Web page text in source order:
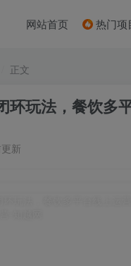
网站首页 热门项
正文
环玩法，餐饮多
新